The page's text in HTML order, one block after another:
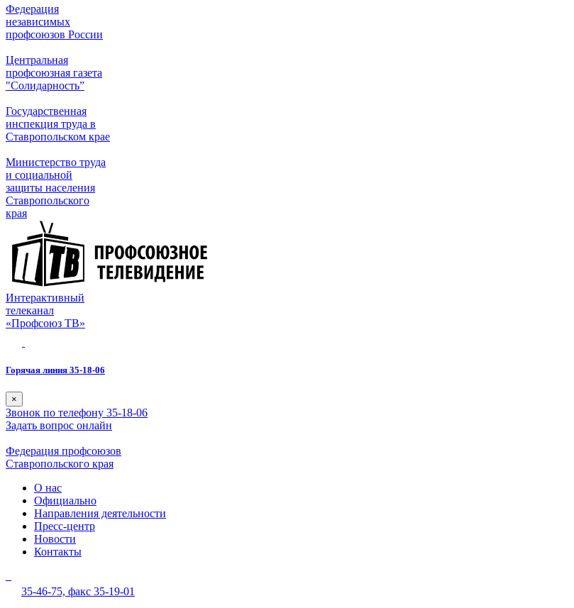
Федерация
независимых
профсоюзов России
Центральная
профсоюзная газета
"Солидарность”
Государственная
инспекция труда в
Ставропольском крае
Министерство труда
и социальной
защиты населения
Ставропольского
края
Интерактивный
телеканал
«Профсоюз ТВ»
Горячая линия 35-18-06
×
Звонок по телефону 35-18-06
Задать вопрос онлайн
Федерация профсоюзов
Ставропольского края
О нас
Официально
Направления деятельности
Пресс-центр
Новости
Контакты
35-46-75, факс 35-19-01